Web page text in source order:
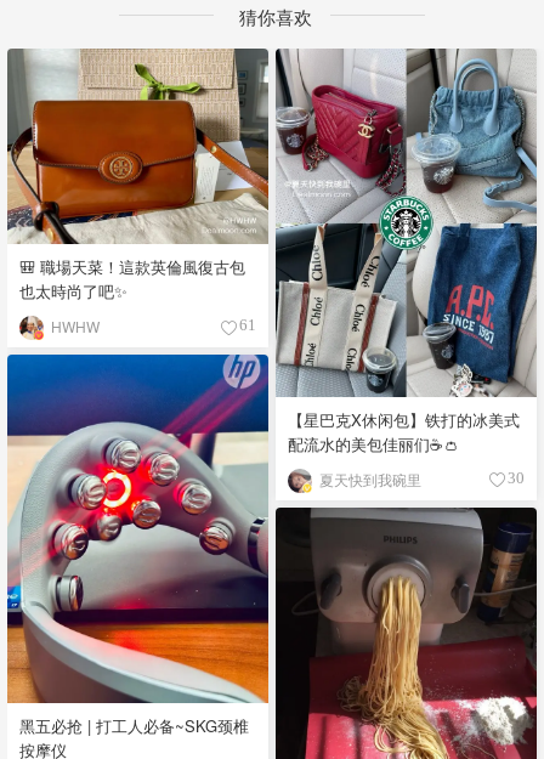
猜你喜欢
🎒 職場天菜！這款英倫風復古包
也太時尚了吧✨
HWHW 61
【星巴克X休闲包】铁打的冰美式
配流水的美包佳丽们☕️👛
夏天快到我碗里 30
黑五必抢 | 打工人必备~SKG颈椎
按摩仪